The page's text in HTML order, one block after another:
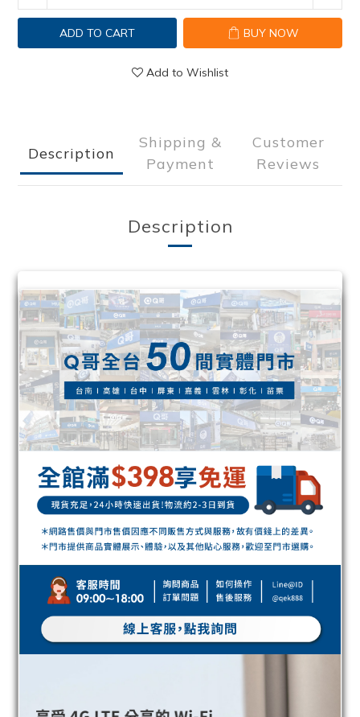
ADD TO CART BUY NOW
Add to Wishlist
Description
Shipping &
Payment
Customer
Reviews
Description